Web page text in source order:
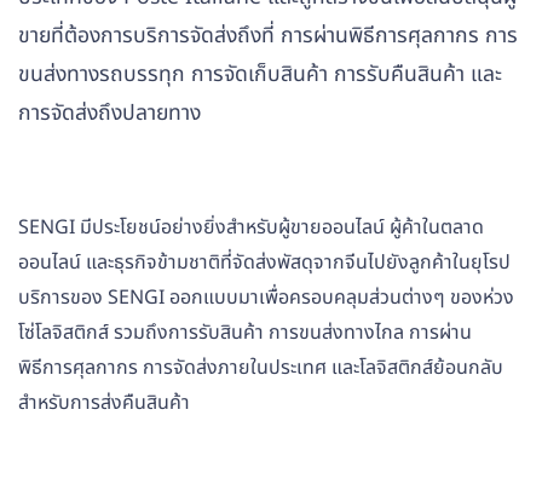
ขายที่ต้องการบริการจัดส่งถึงที่ การผ่านพิธีการศุลกากร การ
ขนส่งทางรถบรรทุก การจัดเก็บสินค้า การรับคืนสินค้า และ
การจัดส่งถึงปลายทาง
SENGI มีประโยชน์อย่างยิ่งสำหรับผู้ขายออนไลน์ ผู้ค้าในตลาด
ออนไลน์ และธุรกิจข้ามชาติที่จัดส่งพัสดุจากจีนไปยังลูกค้าในยุโรป
บริการของ SENGI ออกแบบมาเพื่อครอบคลุมส่วนต่างๆ ของห่วง
โซ่โลจิสติกส์ รวมถึงการรับสินค้า การขนส่งทางไกล การผ่าน
พิธีการศุลกากร การจัดส่งภายในประเทศ และโลจิสติกส์ย้อนกลับ
สำหรับการส่งคืนสินค้า